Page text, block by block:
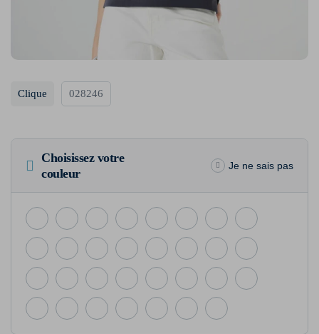
Clique 028246
Choisissez votre
couleur
Je ne sais pas